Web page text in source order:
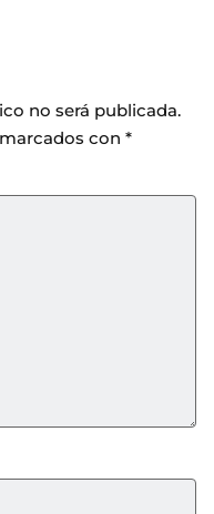
no será publicada.
con *